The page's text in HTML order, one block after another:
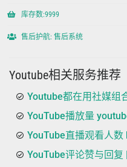
库存数:9999
售后护航: 售后系统
Youtube相关服务推荐
Youtube都在用社媒组
YouTube播放量
YouTube直播观看人数
YouTube评论赞与回